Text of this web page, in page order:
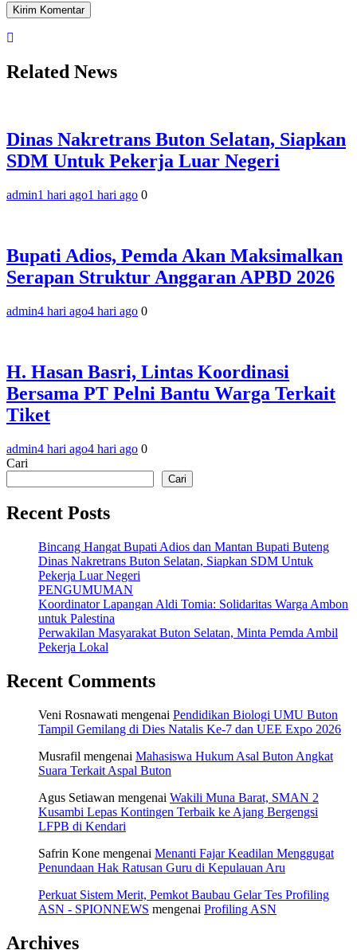
Related News
Dinas Nakretrans Buton Selatan, Siapkan
SDM Untuk Pekerja Luar Negeri
admin1 hari ago1 hari ago 0
Bupati Adios, Pemda Akan Maksimalkan
Serapan Struktur Anggaran APBD 2026
admin4 hari ago4 hari ago 0
H. Hasan Basri, Lintas Koordinasi
Bersama PT Pelni Bantu Warga Terkait
Tiket
admin4 hari ago4 hari ago 0
Cari
Cari
Recent Posts
Bincang Hangat Bupati Adios dan Mantan Bupati Buteng
Dinas Nakretrans Buton Selatan, Siapkan SDM Untuk
Pekerja Luar Negeri
PENGUMUMAN
Koordinator Lapangan Aldi Tomia: Solidaritas Warga Ambon
untuk Palestina
Perwakilan Masyarakat Buton Selatan, Minta Pemda Ambil
Pekerja Lokal
Recent Comments
Veni Rosnawati mengenai Pendidikan Biologi UMU Buton
Tampil Gemilang di Dies Natalis Ke-7 dan UEE Expo 2026
Musrafil mengenai Mahasiswa Hukum Asal Buton Angkat
Suara Terkait Aspal Buton
Agus Setiawan mengenai Wakili Muna Barat, SMAN 2
Kusambi Lepas Kontingen Terbaik ke Ajang Bergengsi
LFPB di Kendari
Safrin Kone mengenai Menanti Fajar Keadilan Menggugat
Penundaan Hak Ratusan Guru di Kepulauan Aru
Perkuat Sistem Merit, Pemkot Baubau Gelar Tes Profiling
ASN - SPIONNEWS mengenai Profiling ASN
Archives